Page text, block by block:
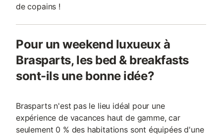
de copains !
Pour un weekend luxueux à
Brasparts, les bed & breakfasts
sont-ils une bonne idée?
Brasparts n'est pas le lieu idéal pour une
expérience de vacances haut de gamme, car
seulement 0 % des habitations sont équipées d'une